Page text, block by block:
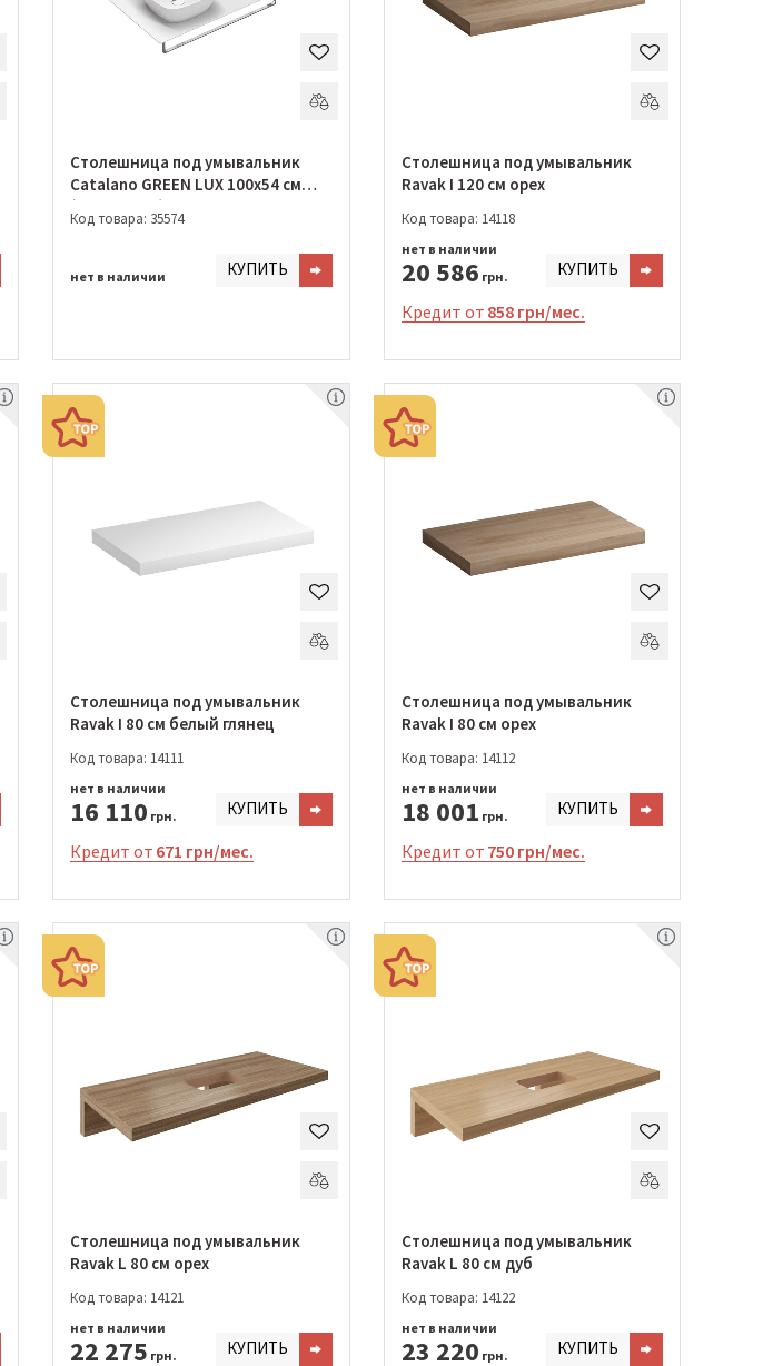
Столешница под умывальник
Catalano GREEN LUX 100х54 см
(1PC10C100)
Код товара: 35574
нет в наличии КУПИТЬ
Столешница под умывальник
Ravak I 120 см орех
Код товара: 14118
20 586 грн.
нет в наличии
КУПИТЬ
Кредит от 858 грн/мес.
Столешница под умывальник
Ravak I 80 см белый глянец
Код товара: 14111
16 110 грн.
нет в наличии
КУПИТЬ
Кредит от 671 грн/мес.
Столешница под умывальник
Ravak I 80 см орех
Код товара: 14112
18 001 грн.
нет в наличии
КУПИТЬ
Кредит от 750 грн/мес.
Столешница под умывальник
Ravak L 80 см орех
Код товара: 14121
22 275 грн.
нет в наличии
КУПИТЬ
Столешница под умывальник
Ravak L 80 см дуб
Код товара: 14122
23 220 грн.
нет в наличии
КУПИТЬ